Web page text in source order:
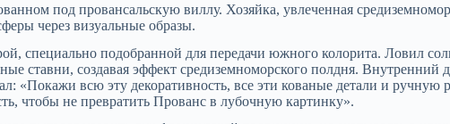
под провансальскую виллу. Хозяйка, увлеченная
через визуальные образы.
специально подобранной для передачи южного колорита. Ловил
ставни, создавая эффект средиземноморского полдня. Внутренний
«Покажи всю эту декоративность, все эти кованые детали и ручную
чтобы не превратить Прованс в лубочную картинку».